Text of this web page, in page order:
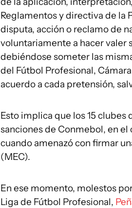
Reglamentos y directiva de la
disputa, acción o reclamo de
voluntariamente a hacer valer
debiéndose someter las
del Fútbol Profesional,
acuerdo a cada pretensión,
Esto implica que los 15 clubes
sanciones de Conmebol, en el
cuando amenazó con firmar
(MEC).
En ese momento, molestos
Liga de Fútbol Profesional,